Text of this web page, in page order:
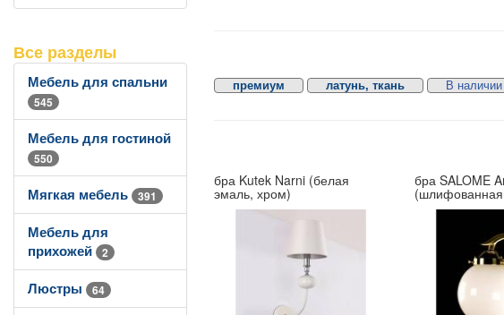
Все разделы
Мебель для спальни
545
Мебель для гостиной
550
Мягкая мебель 391
Мебель для
прихожей
2
Люстры 64
премиум латунь, ткань В наличии
бра Kutek Narni (белая
эмаль, хром)
бра SALOME
(шлифованная